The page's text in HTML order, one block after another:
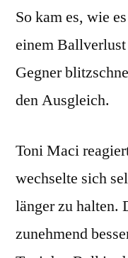
So kam es, wie
einem
Gegner
den Ausgleich.
Toni Maci
wechselte sich
länger zu halten.
zunehmend